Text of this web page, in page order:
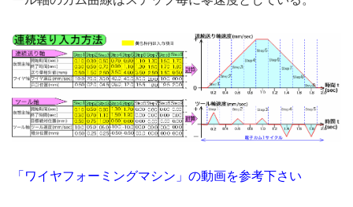
「ワイヤフォーミングマシン」の動画を参考下さい